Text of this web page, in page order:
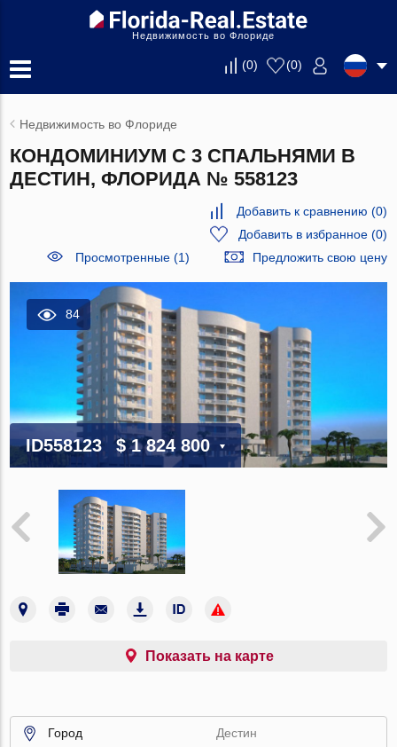
Недвижимость во Флориде
(0) (0)
Недвижимость во Флориде
КОНДОМИНИУМ С 3 СПАЛЬНЯМИ В
ДЕСТИН, ФЛОРИДА № 558123
Добавить к сравнению (0)
Добавить в избранное(0)
Просмотренные (1)
Предложить свою цену
84
ID558123 $ 1 824 800
Показать на карте
Город Дестин